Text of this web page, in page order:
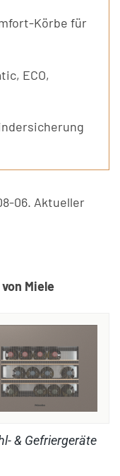
Körbe für
ECO,
06. Aktueller
Miele
& Gefriergeräte